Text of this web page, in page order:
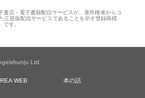
書店・電子書籍配信サービスが、著作権者からコ
正規版配信サービスであることを示す登録商標
です。
Ltd.
WEB 本の話